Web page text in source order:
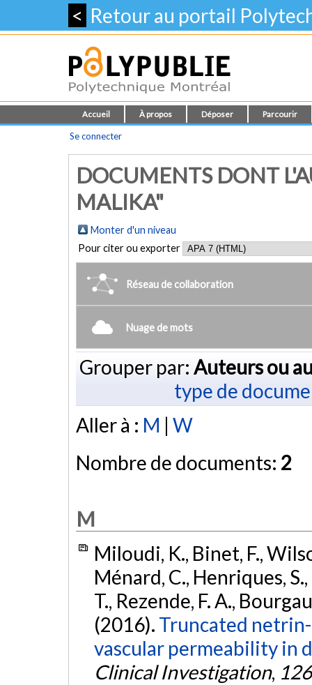
< Retour au portail
Accueil À propos Déposer Parcourir
Se connecter
DOCUMENTS DONT
MALIKA"
Monter d'un niveau
Pour citer ou exporter
Réseau de collaboration
Nuage de mots
Grouper par: Auteurs ou
type de
Aller à : M | W
Nombre de documents: 2
M
Miloudi, K., Binet, F.,
Ménard, C., Henriques,
T., Rezende, F. A.,
(2016). Truncated
vascular permeability in
Clinical Investigation, 126